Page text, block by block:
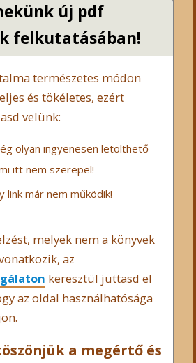
új pdf
felkutatásában!
természetes módon
és tökéletes, ezért
velünk:
olyan ingyenesen letölthető
itt nem szerepel!
link már nem működik!
melyek nem a könyvek
az
keresztül juttasd el
az oldal használhatósága
a megértő és